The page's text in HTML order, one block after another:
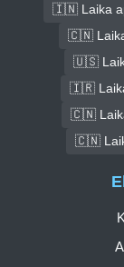
🇮🇳 Laika
🇨🇳
🇺🇸
🇮🇷
🇨🇳
🇨🇳